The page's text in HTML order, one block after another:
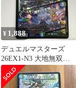
¥ 1,888
デュエルマスターズ
26EX1-N3 大地無双カ
イザー「勝」 SR